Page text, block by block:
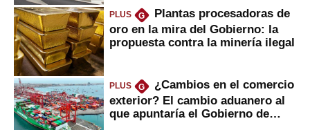
PLUS G
Plantas procesadoras de
oro en la mira del Gobierno: la
propuesta contra la minería ilegal
PLUS G
¿Cambios en el comercio
exterior? El cambio aduanero al
que apuntaría el Gobierno de